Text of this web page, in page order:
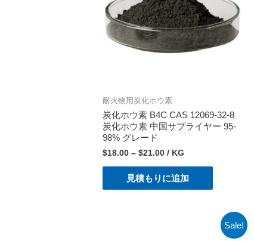
耐火物用炭化ホウ素
炭化ホウ素 B4C CAS 12069-32-8
炭化ホウ素 中国サプライヤー 95-
98% グレード
$18.00 – $21.00 / KG
見積もりに追加
Sale!